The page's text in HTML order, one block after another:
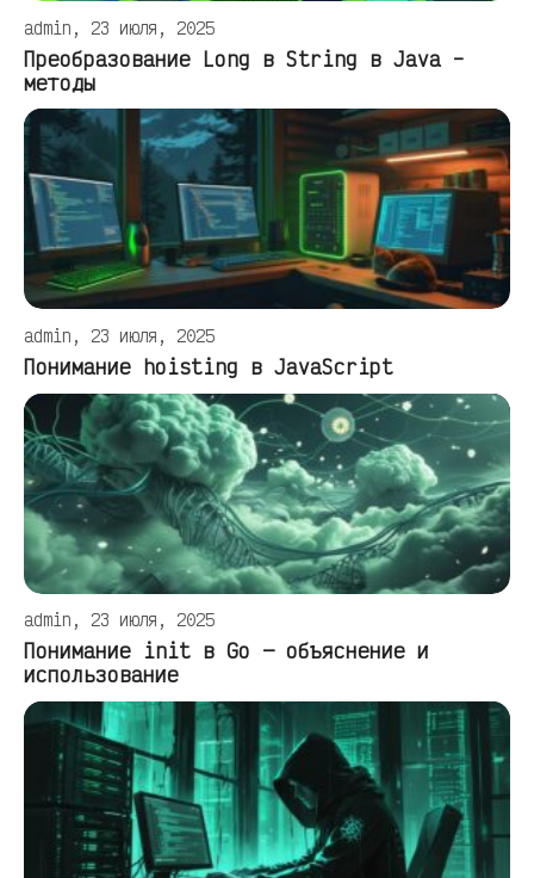
admin, 23 июля, 2025
Преобразование Long в String в Java –
методы
admin, 23 июля, 2025
Понимание hoisting в JavaScript
admin, 23 июля, 2025
Понимание init в Go — объяснение и
использование